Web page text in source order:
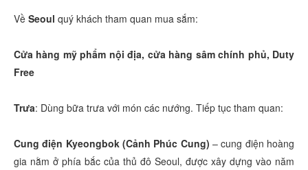
Về Seoul quý khách tham quan mua sắm:
Cửa hàng mỹ phẩm nội địa, cửa hàng sâm chính phủ, Duty
Free
Trưa: Dùng bữa trưa với món các nướng. Tiếp tục tham quan:
Cung điện Kyeongbok (Cảnh Phúc Cung) – cung điện hoàng
gia nằm ở phía bắc của thủ đô Seoul, được xây dựng vào năm